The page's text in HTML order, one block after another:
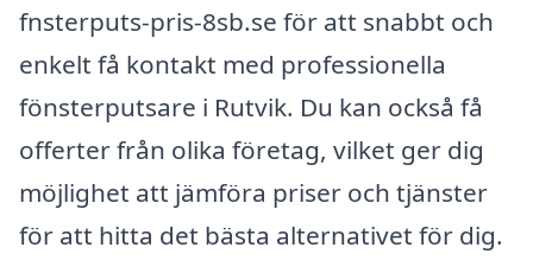
fnsterputs-pris-8sb.se för att snabbt och
enkelt få kontakt med professionella
fönsterputsare i Rutvik. Du kan också få
offerter från olika företag, vilket ger dig
möjlighet att jämföra priser och tjänster
för att hitta det bästa alternativet för dig.